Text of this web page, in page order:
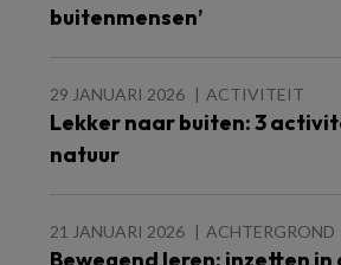
buitenmensen’
29 JANUARI 2026 ACTIVITEIT
Lekker naar buiten: 3
natuur
21 JANUARI 2026 ACHTERGROND